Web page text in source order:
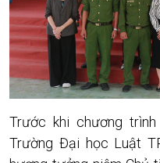
Trước khi chương
Trường Đại học Luật